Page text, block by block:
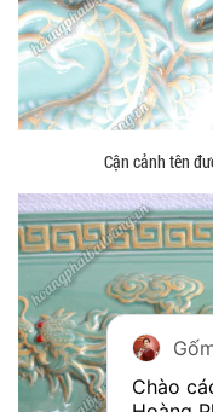
Cận cảnh tên
Chào